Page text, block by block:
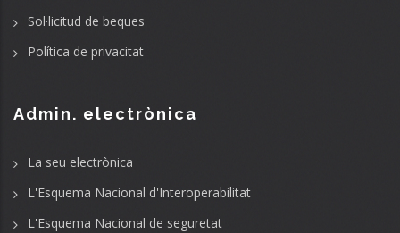
Sol·licitud de beques
Política de privacitat
Admin. electrònica
La seu electrònica
L'Esquema Nacional d'Interoperabilitat
L'Esquema Nacional de seguretat